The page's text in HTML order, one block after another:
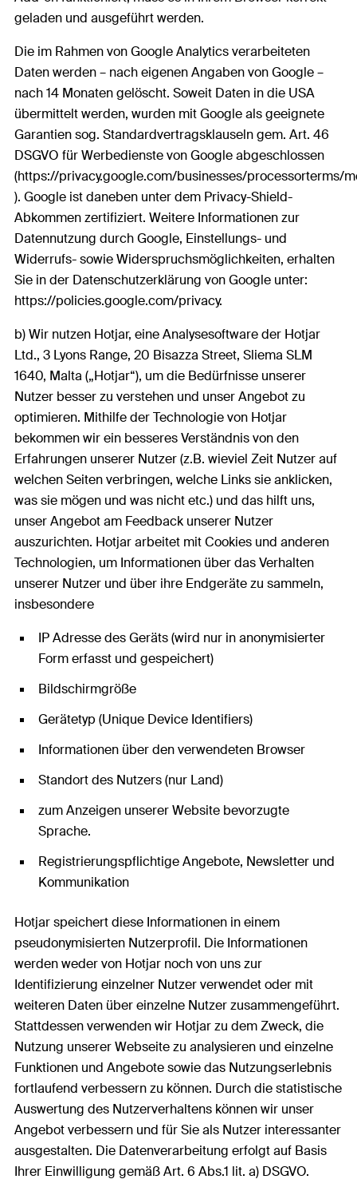
geladen und ausgeführt werden.
Die im Rahmen von Google Analytics verarbeiteten
Daten werden – nach eigenen Angaben von Google –
nach 14 Monaten gelöscht. Soweit Daten in die USA
übermittelt werden, wurden mit Google als geeignete
Garantien sog. Standardvertragsklauseln gem. Art. 46
DSGVO für Werbedienste von Google abgeschlossen
(https://privacy.google.com/businesses/processorterms/
). Google ist daneben unter dem Privacy-Shield-
Abkommen zertifiziert. Weitere Informationen zur
Datennutzung durch Google, Einstellungs- und
Widerrufs- sowie Widerspruchsmöglichkeiten, erhalten
Sie in der Datenschutzerklärung von Google unter:
https://policies.google.com/privacy.
b) Wir nutzen Hotjar, eine Analysesoftware der Hotjar
Ltd., 3 Lyons Range, 20 Bisazza Street, Sliema SLM
1640, Malta („Hotjar“), um die Bedürfnisse unserer
Nutzer besser zu verstehen und unser Angebot zu
optimieren. Mithilfe der Technologie von Hotjar
bekommen wir ein besseres Verständnis von den
Erfahrungen unserer Nutzer (z.B. wieviel Zeit Nutzer auf
welchen Seiten verbringen, welche Links sie anklicken,
was sie mögen und was nicht etc.) und das hilft uns,
unser Angebot am Feedback unserer Nutzer
auszurichten. Hotjar arbeitet mit Cookies und anderen
Technologien, um Informationen über das Verhalten
unserer Nutzer und über ihre Endgeräte zu sammeln,
insbesondere
IP Adresse des Geräts (wird nur in anonymisierter
Form erfasst und gespeichert)
Bildschirmgröße
Gerätetyp (Unique Device Identifiers)
Informationen über den verwendeten Browser
Standort des Nutzers (nur Land)
zum Anzeigen unserer Website bevorzugte
Sprache.
Registrierungspflichtige Angebote, Newsletter und
Kommunikation
Hotjar speichert diese Informationen in einem
pseudonymisierten Nutzerprofil. Die Informationen
werden weder von Hotjar noch von uns zur
Identifizierung einzelner Nutzer verwendet oder mit
weiteren Daten über einzelne Nutzer zusammengeführt.
Stattdessen verwenden wir Hotjar zu dem Zweck, die
Nutzung unserer Webseite zu analysieren und einzelne
Funktionen und Angebote sowie das Nutzungserlebnis
fortlaufend verbessern zu können. Durch die statistische
Auswertung des Nutzerverhaltens können wir unser
Angebot verbessern und für Sie als Nutzer interessanter
ausgestalten. Die Datenverarbeitung erfolgt auf Basis
Ihrer Einwilligung gemäß Art. 6 Abs.1 lit. a) DSGVO.